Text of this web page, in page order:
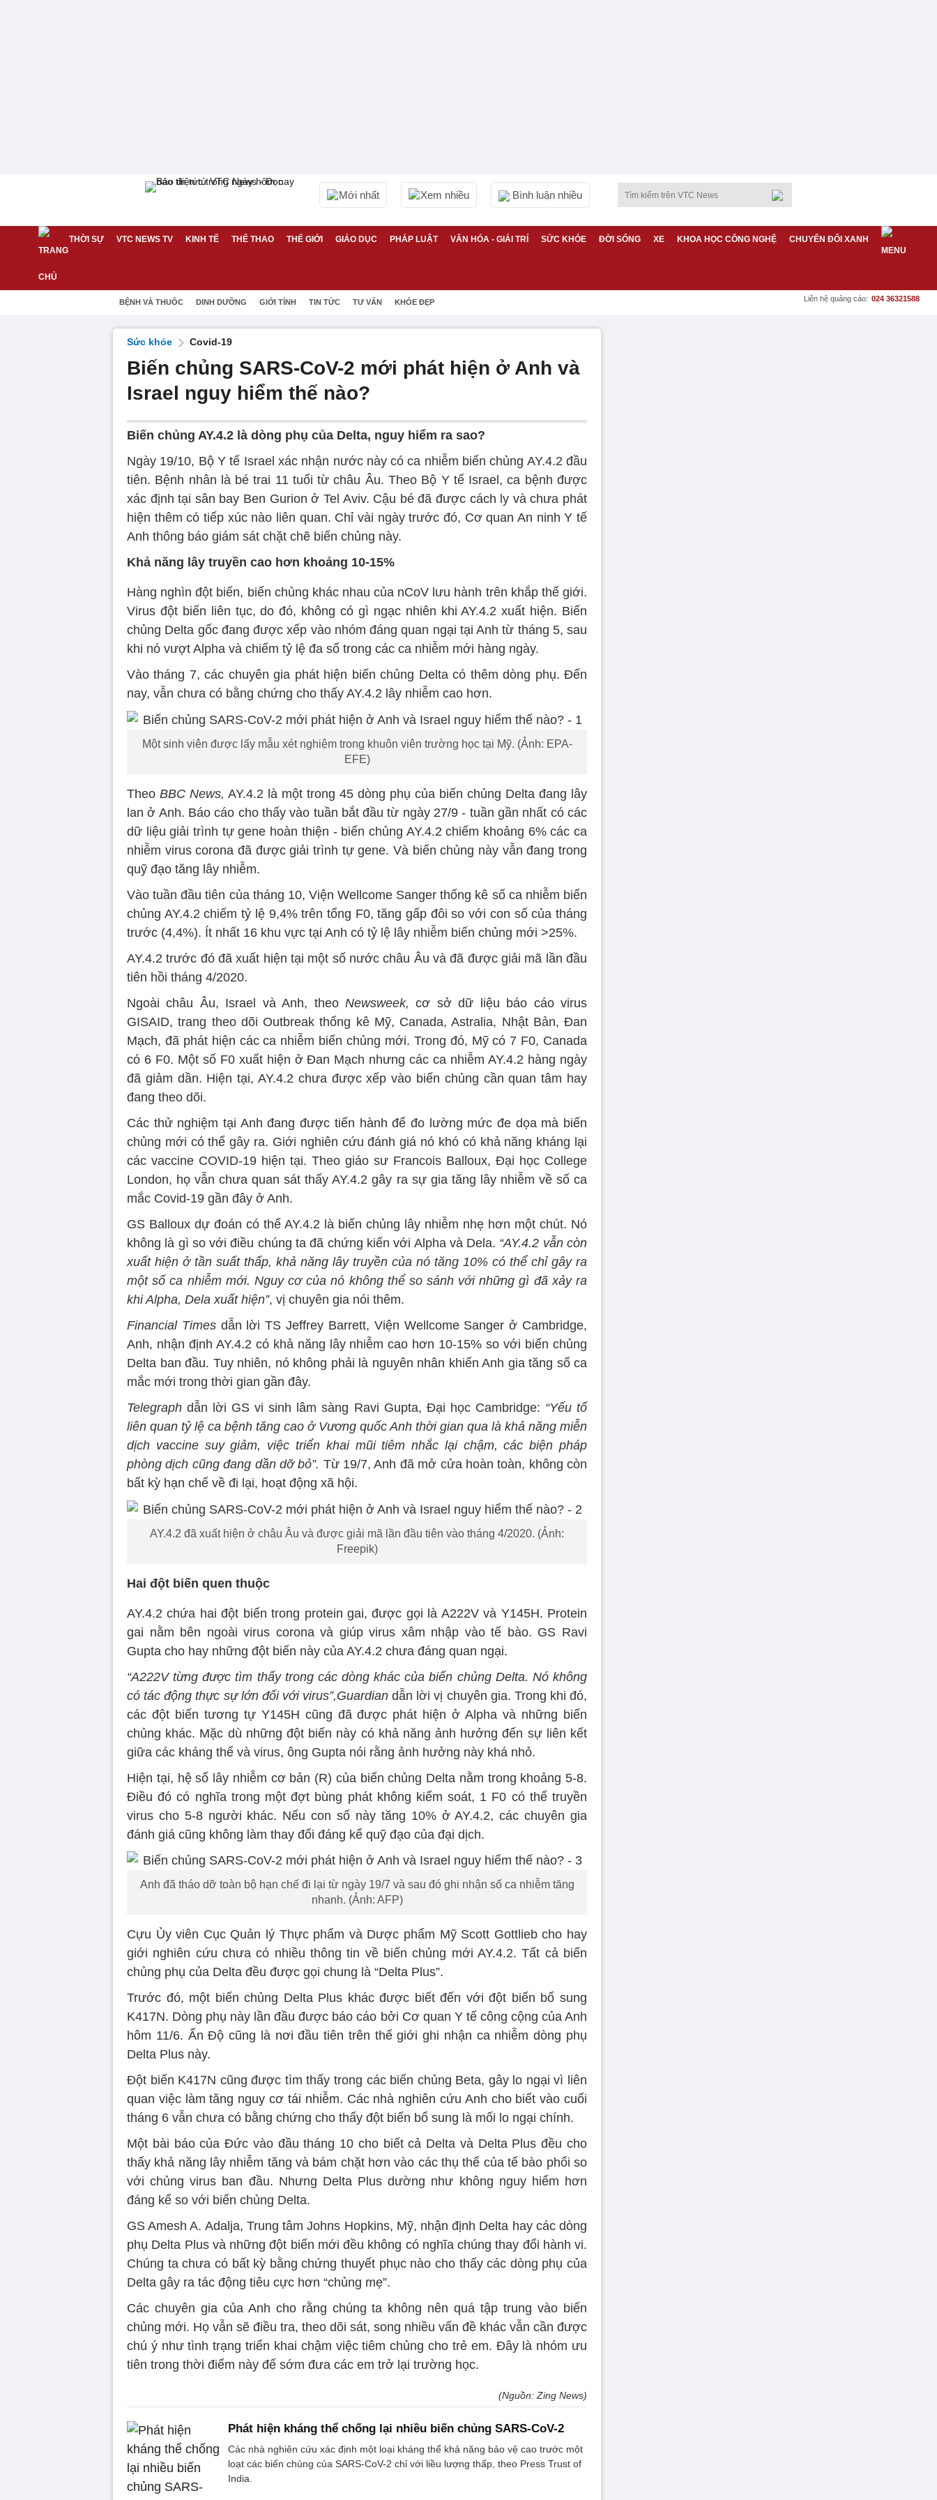
Mới nhất Xem nhiều Bình luận nhiều
THỜI SỰ VTC NEWS TV KINH TẾ THỂ THAO THẾ GIỚI GIÁO DỤC PHÁP LUẬT VĂN HÓA - GIẢI TRÍ SỨC KHỎE ĐỜI SỐNG XE KHOA HỌC CÔNG NGHỆ CHUYỂN ĐỔI XANH
BỆNH VÀ THUỐC DINH DƯỠNG GIỚI TÍNH TIN TỨC TƯ VẤN KHỎE ĐẸP Liên hệ quảng cáo: 024 36321588
Sức khỏe Covid-19
Biến chủng SARS-CoV-2 mới phát hiện ở Anh và
Israel nguy hiểm thế nào?
Biến chủng AY.4.2 là dòng phụ của Delta, nguy hiểm ra sao?
Ngày 19/10, Bộ Y tế Israel xác nhận nước này có ca nhiễm biến chủng AY.4.2 đầu
tiên. Bệnh nhân là bé trai 11 tuổi từ châu Âu. Theo Bộ Y tế Israel, ca bệnh được
xác định tại sân bay Ben Gurion ở Tel Aviv. Cậu bé đã được cách ly và chưa phát
hiện thêm có tiếp xúc nào liên quan. Chỉ vài ngày trước đó, Cơ quan An ninh Y tế
Anh thông báo giám sát chặt chẽ biến chủng này.
Khả năng lây truyền cao hơn khoảng 10-15%
Hàng nghìn đột biến, biến chủng khác nhau của nCoV lưu hành trên khắp thế giới.
Virus đột biến liên tục, do đó, không có gì ngạc nhiên khi AY.4.2 xuất hiện. Biến
chủng Delta gốc đang được xếp vào nhóm đáng quan ngại tại Anh từ tháng 5, sau
khi nó vượt Alpha và chiếm tỷ lệ đa số trong các ca nhiễm mới hàng ngày.
Vào tháng 7, các chuyên gia phát hiện biến chủng Delta có thêm dòng phụ. Đến
nay, vẫn chưa có bằng chứng cho thấy AY.4.2 lây nhiễm cao hơn.
Một sinh viên được lấy mẫu xét nghiệm trong khuôn viên trường học tại Mỹ. (Ảnh: EPA-
EFE)
Theo BBC News, AY.4.2 là một trong 45 dòng phụ của biến chủng Delta đang lây
lan ở Anh. Báo cáo cho thấy vào tuần bắt đầu từ ngày 27/9 - tuần gần nhất có các
dữ liệu giải trình tự gene hoàn thiện - biến chủng AY.4.2 chiếm khoảng 6% các ca
nhiễm virus corona đã được giải trình tự gene. Và biến chủng này vẫn đang trong
quỹ đạo tăng lây nhiễm.
Vào tuần đầu tiên của tháng 10, Viện Wellcome Sanger thống kê số ca nhiễm biến
chủng AY.4.2 chiếm tỷ lệ 9,4% trên tổng F0, tăng gấp đôi so với con số của tháng
trước (4,4%). Ít nhất 16 khu vực tại Anh có tỷ lệ lây nhiễm biến chủng mới >25%.
AY.4.2 trước đó đã xuất hiện tại một số nước châu Âu và đã được giải mã lần đầu
tiên hồi tháng 4/2020.
Ngoài châu Âu, Israel và Anh, theo Newsweek, cơ sở dữ liệu báo cáo virus
GISAID, trang theo dõi Outbreak thống kê Mỹ, Canada, Astralia, Nhật Bản, Đan
Mạch, đã phát hiện các ca nhiễm biến chủng mới. Trong đó, Mỹ có 7 F0, Canada
có 6 F0. Một số F0 xuất hiện ở Đan Mạch nhưng các ca nhiễm AY.4.2 hàng ngày
đã giảm dần. Hiện tại, AY.4.2 chưa được xếp vào biến chủng cần quan tâm hay
đang theo dõi.
Các thử nghiệm tại Anh đang được tiến hành để đo lường mức đe dọa mà biến
chủng mới có thể gây ra. Giới nghiên cứu đánh giá nó khó có khả năng kháng lại
các vaccine COVID-19 hiện tại. Theo giáo sư Francois Balloux, Đại học College
London, họ vẫn chưa quan sát thấy AY.4.2 gây ra sự gia tăng lây nhiễm về số ca
mắc Covid-19 gần đây ở Anh.
GS Balloux dự đoán có thể AY.4.2 là biến chủng lây nhiễm nhẹ hơn một chút. Nó
không là gì so với điều chúng ta đã chứng kiến với Alpha và Dela. “AY.4.2 vẫn còn
xuất hiện ở tần suất thấp, khả năng lây truyền của nó tăng 10% có thể chỉ gây ra
một số ca nhiễm mới. Nguy cơ của nó không thể so sánh với những gì đã xảy ra
khi Alpha, Dela xuất hiện”, vị chuyên gia nói thêm.
Financial Timesdẫn lời TS Jeffrey Barrett, Viện Wellcome Sanger ở Cambridge,
Anh, nhận định AY.4.2 có khả năng lây nhiễm cao hơn 10-15% so với biến chủng
Delta ban đầu. Tuy nhiên, nó không phải là nguyên nhân khiến Anh gia tăng số ca
mắc mới trong thời gian gần đây.
Telegraph dẫn lời GS vi sinh lâm sàng Ravi Gupta, Đại học Cambridge: “Yếu tố
liên quan tỷ lệ ca bệnh tăng cao ở Vương quốc Anh thời gian qua là khả năng miễn
dịch vaccine suy giảm, việc triển khai mũi tiêm nhắc lại chậm, các biện pháp
phòng dịch cũng đang dần dỡ bỏ”. Từ 19/7, Anh đã mở cửa hoàn toàn, không còn
bất kỳ hạn chế về đi lại, hoạt động xã hội.
AY.4.2 đã xuất hiện ở châu Âu và được giải mã lần đầu tiên vào tháng 4/2020. (Ảnh:
Freepik)
Hai đột biến quen thuộc
AY.4.2 chứa hai đột biến trong protein gai, được gọi là A222V và Y145H. Protein
gai nằm bên ngoài virus corona và giúp virus xâm nhập vào tế bào. GS Ravi
Gupta cho hay những đột biến này của AY.4.2 chưa đáng quan ngại.
“A222V từng được tìm thấy trong các dòng khác của biến chủng Delta. Nó không
có tác động thực sự lớn đối với virus”,Guardian dẫn lời vị chuyên gia. Trong khi đó,
các đột biến tương tự Y145H cũng đã được phát hiện ở Alpha và những biến
chủng khác. Mặc dù những đột biến này có khả năng ảnh hưởng đến sự liên kết
giữa các kháng thể và virus, ông Gupta nói rằng ảnh hưởng này khá nhỏ.
Hiện tại, hệ số lây nhiễm cơ bản (R) của biến chủng Delta nằm trong khoảng 5-8.
Điều đó có nghĩa trong một đợt bùng phát không kiểm soát, 1 F0 có thể truyền
virus cho 5-8 người khác. Nếu con số này tăng 10% ở AY.4.2, các chuyên gia
đánh giá cũng không làm thay đổi đáng kể quỹ đạo của đại dịch.
Anh đã tháo dỡ toàn bộ hạn chế đi lại từ ngày 19/7 và sau đó ghi nhận số ca nhiễm tăng
nhanh. (Ảnh: AFP)
Cựu Ủy viên Cục Quản lý Thực phẩm và Dược phẩm Mỹ Scott Gottlieb cho hay
giới nghiên cứu chưa có nhiều thông tin về biến chủng mới AY.4.2. Tất cả biến
chủng phụ của Delta đều được gọi chung là “Delta Plus”.
Trước đó, một biến chủng Delta Plus khác được biết đến với đột biến bổ sung
K417N. Dòng phụ này lần đầu được báo cáo bởi Cơ quan Y tế công cộng của Anh
hôm 11/6. Ấn Độ cũng là nơi đầu tiên trên thế giới ghi nhận ca nhiễm dòng phụ
Delta Plus này.
Đột biến K417N cũng được tìm thấy trong các biến chủng Beta, gây lo ngại vì liên
quan việc làm tăng nguy cơ tái nhiễm. Các nhà nghiên cứu Anh cho biết vào cuối
tháng 6 vẫn chưa có bằng chứng cho thấy đột biến bổ sung là mối lo ngại chính.
Một bài báo của Đức vào đầu tháng 10 cho biết cả Delta và Delta Plus đều cho
thấy khả năng lây nhiễm tăng và bám chặt hơn vào các thụ thể của tế bào phổi so
với chủng virus ban đầu. Nhưng Delta Plus dường như không nguy hiểm hơn
đáng kể so với biến chủng Delta.
GS Amesh A. Adalja, Trung tâm Johns Hopkins, Mỹ, nhận định Delta hay các dòng
phụ Delta Plus và những đột biến mới đều không có nghĩa chúng thay đổi hành vi.
Chúng ta chưa có bất kỳ bằng chứng thuyết phục nào cho thấy các dòng phụ của
Delta gây ra tác động tiêu cực hơn “chủng mẹ”.
Các chuyên gia của Anh cho rằng chúng ta không nên quá tập trung vào biến
chủng mới. Họ vẫn sẽ điều tra, theo dõi sát, song nhiều vấn đề khác vẫn cần được
chú ý như tình trạng triển khai chậm việc tiêm chủng cho trẻ em. Đây là nhóm ưu
tiên trong thời điểm này để sớm đưa các em trở lại trường học.
(Nguồn: Zing News)
Phát hiện kháng thể chống lại nhiều biến chủng SARS-CoV-2
Các nhà nghiên cứu xác định một loại kháng thể khả năng bảo vệ cao trước một
loạt các biến chủng của SARS-CoV-2 chỉ với liều lượng thấp, theo Press Trust of
India.